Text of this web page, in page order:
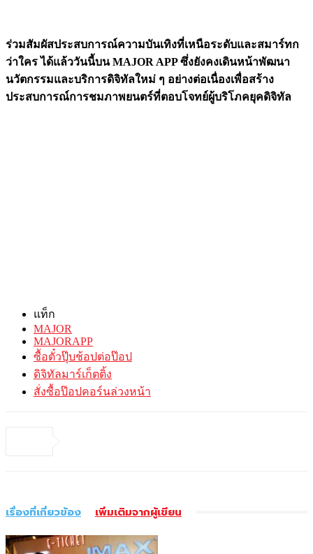
ร่วมสัมผัสประสบการณ์ความบันเทิงที่เหนือระดับและสมาร์ทก
ว่าใคร ได้แล้ววันนี้บนMAJOR APP ซึ่งยังคงเดินหน้าพัฒนา
นวัตกรรมและบริการดิจิทัลใหม่ ๆ อย่างต่อเนื่องเพื่อสร้าง
ประสบการณ์การชมภาพยนตร์ที่ตอบโจทย์ผู้บริโภคยุคดิจิทัล
แท็ก
MAJOR
MAJORAPP
ซื้อตั๋วปุ๊บช้อปต่อป๊อป
ดิจิทัลมาร์เก็ตติ้ง
สั่งซื้อป๊อปคอร์นล่วงหน้า
เรื่องที่เกี่ยวข้อง เพิ่มเติมจากผู้เขียน